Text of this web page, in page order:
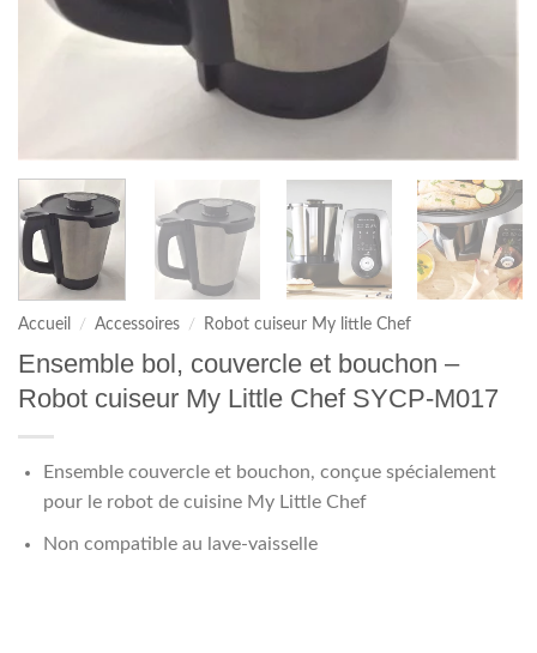
Accueil / Accessoires / Robot cuiseur My little Chef
Ensemble bol, couvercle et bouchon –
Robot cuiseur My Little Chef SYCP-M017
Ensemble couvercle et bouchon, conçue spécialement
pour le robot de cuisine My Little Chef
Non compatible au lave-vaisselle